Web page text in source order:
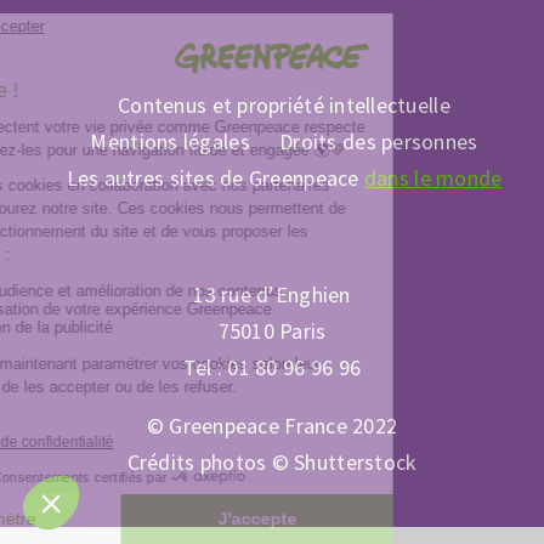
Contenus et propriété intellectuelle
Mentions légales
Droits des personnes
Les autres sites de Greenpeace dans le monde
13 rue d’Enghien
75010 Paris
Tel : 01 80 96 96 96
© Greenpeace France 2022
Crédits photos © Shutterstock